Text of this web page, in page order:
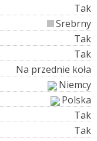
Tak
Srebrny
Tak
Tak
Na przednie koła
Niemcy
Polska
Tak
Tak